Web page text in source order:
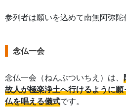
参列者は願いを込めて南無阿弥陀
念仏一会
念仏一会（ねんぶついちえ）は、
故人が極楽浄土へ行けるように
仏を唱える儀式です。